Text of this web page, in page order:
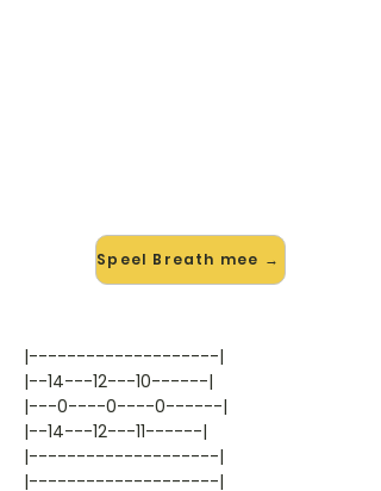
Speel Breath mee →
|--------------------|
|--14---12---10------|
|---0----0----0------|
|--14---12---11------|
|--------------------|
|--------------------|